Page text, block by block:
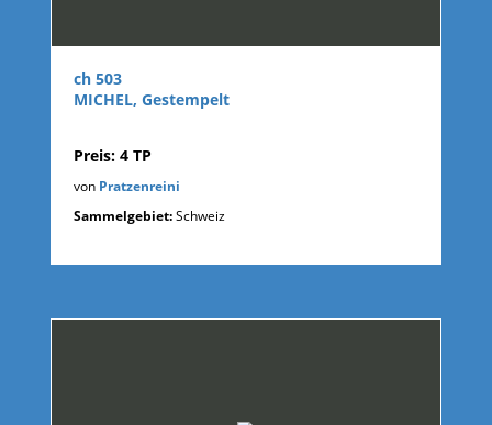
ch 503
MICHEL, Gestempelt
Preis: 4 TP
von Pratzenreini
Sammelgebiet:Schweiz